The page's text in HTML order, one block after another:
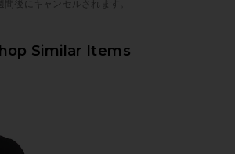
間後にキャンセルされます。
Similar Items